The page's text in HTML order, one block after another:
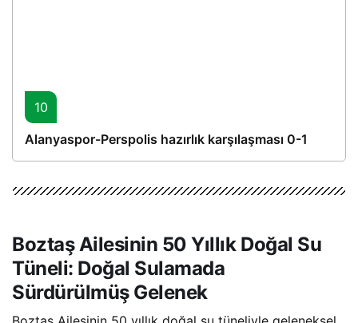
10
Alanyaspor-Perspolis hazırlık karşılaşması 0-1
Boztaş Ailesinin 50 Yıllık Doğal Su
Tüneli: Doğal Sulamada
Sürdürülmüş Gelenek